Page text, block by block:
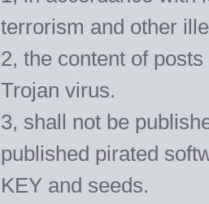
terrorism and other
2, the content of
Trojan virus.
3, shall not be
published pirated
KEY and seeds.